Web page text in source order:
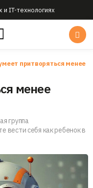
IT-технологиях
притворяться менее
менее
группа
вести себя как ребенок в